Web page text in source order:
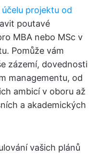
projektu od
poutavé
MBA nebo MSc v
Pomůže vám
zázemí, dovednosti
managementu, od
ambicí v oboru až
a akademických
vašich plánů